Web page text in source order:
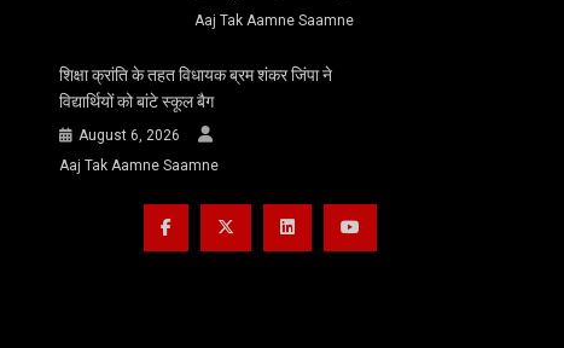
Aaj Tak Aamne Saamne
शिक्षा क्रांति के तहत विधायक ब्रम शंकर जिंपा ने
विद्यार्थियों को बांटे स्कूल बैग
August 6, 2026
Aaj Tak Aamne Saamne